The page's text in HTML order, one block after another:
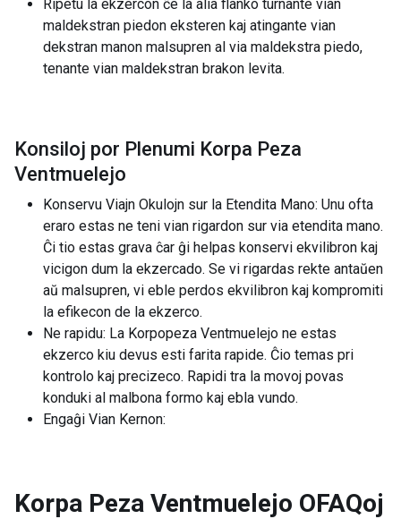
Ripetu la ekzercon ĉe la alia flanko turnante vian
maldekstran piedon eksteren kaj atingante vian
dekstran manon malsupren al via maldekstra piedo,
tenante vian maldekstran brakon levita.
Konsiloj por Plenumi Korpa Peza
Ventmuelejo
Konservu Viajn Okulojn sur la Etendita Mano: Unu ofta
eraro estas ne teni vian rigardon sur via etendita mano.
Ĉi tio estas grava ĉar ĝi helpas konservi ekvilibron kaj
vicigon dum la ekzercado. Se vi rigardas rekte antaŭen
aŭ malsupren, vi eble perdos ekvilibron kaj kompromiti
la efikecon de la ekzerco.
Ne rapidu: La Korpopeza Ventmuelejo ne estas
ekzerco kiu devus esti farita rapide. Ĉio temas pri
kontrolo kaj precizeco. Rapidi tra la movoj povas
konduki al malbona formo kaj ebla vundo.
Engaĝi Vian Kernon:
Korpa Peza Ventmuelejo OFAQoj